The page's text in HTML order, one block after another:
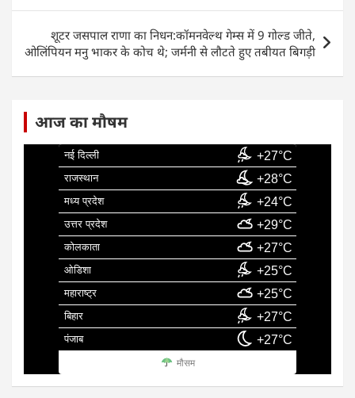
o
o
k
p
p
n
शूटर जसपाल राणा का निधन:कॉमनवेल्थ गेम्स में 9 गोल्ड जीते,
ओलिंपियन मनु भाकर के कोच थे; जर्मनी से लौटते हुए तबीयत बिगड़ी
आज का मौषम
नई दिल्ली +27°C
राजस्थान +28°C
मध्य प्रदेश +24°C
उत्तर प्रदेश +29°C
कोलकाता +27°C
ओडिशा +25°C
महाराष्ट्र +25°C
बिहार +27°C
पंजाब +27°C
मौसम